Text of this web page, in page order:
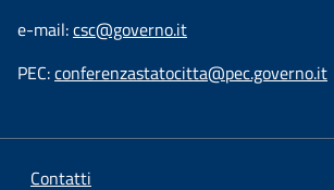
e-mail:csc@governo.it
PEC:conferenzastatocitta@pec.governo.it
Contatti